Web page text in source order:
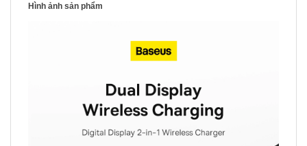
Hình ảnh sản phẩm